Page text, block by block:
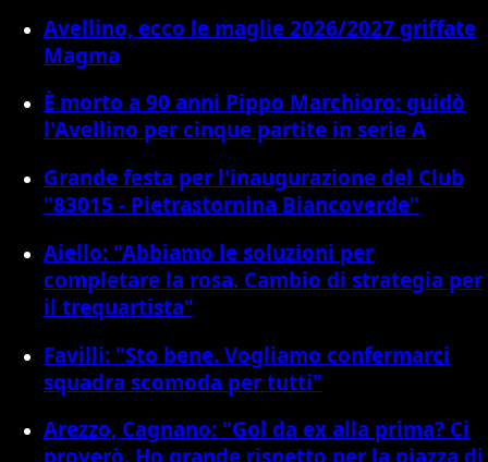
Avellino, ecco le maglie 2026/2027 griffate
Magma
È morto a 90 anni Pippo Marchioro: guidò
l'Avellino per cinque partite in serie A
Grande festa per l'inaugurazione del Club
"83015 - Pietrastornina Biancoverde"
Aiello: "Abbiamo le soluzioni per
completare la rosa. Cambio di strategia per
il trequartista"
Favilli: "Sto bene. Vogliamo confermarci
squadra scomoda per tutti"
Arezzo, Cagnano: "Gol da ex alla prima? Ci
proverò. Ho grande rispetto per la piazza di